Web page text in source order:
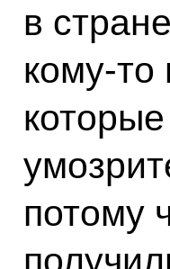
в
кому‑то
потому